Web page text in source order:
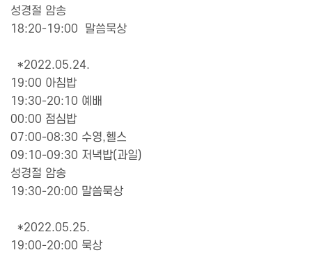
성경절 암송
18:20-19:00 말씀묵상
*2022.05.24.
19:00 아침밥
19:30-20:10 예배
00:00 점심밥
07:00-08:30 수영,헬스
09:10-09:30 저녁밥(과일)
성경절 암송
19:30-20:00 말씀묵상
*2022.05.25.
19:00-20:00 묵상